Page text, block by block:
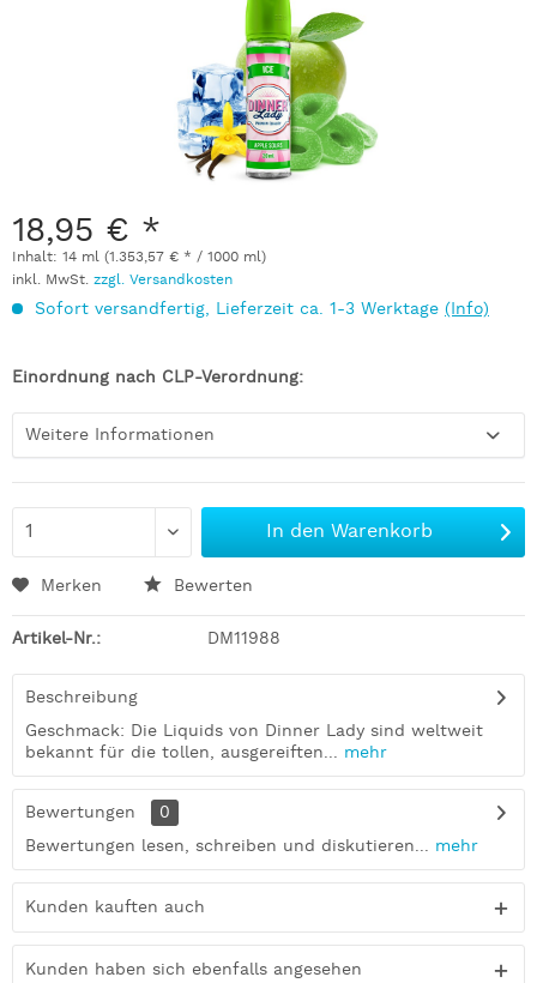
18,95 € *
Inhalt: 14 ml (1.353,57 € * / 1000 ml)
inkl. MwSt. zzgl. Versandkosten
Sofort versandfertig, Lieferzeit ca. 1-3 Werktage (Info)
Einordnung nach CLP-Verordnung:
Weitere Informationen
In den Warenkorb
Merken Bewerten
Artikel-Nr.: DM11988
Beschreibung
Geschmack: Die Liquids von Dinner Lady sind weltweit
bekannt für die tollen, ausgereiften... mehr
Bewertungen
0
Bewertungen lesen, schreiben und diskutieren... mehr
Kunden kauften auch
Kunden haben sich ebenfalls angesehen